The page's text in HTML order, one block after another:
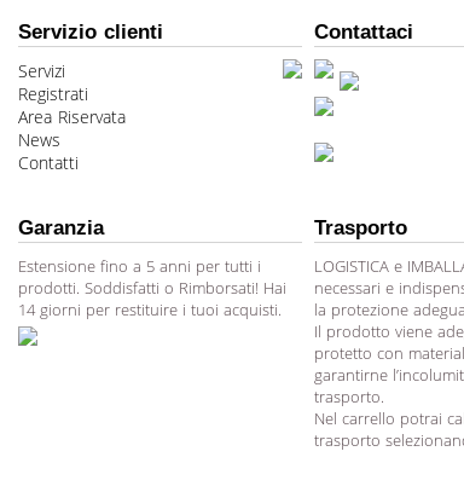
Servizio clienti
Servizi
Registrati
Area Riservata
News
Contatti
Contattaci
Garanzia
Estensione fino a 5 anni per tutti i
prodotti. Soddisfatti o Rimborsati! Hai
14 giorni per restituire i tuoi acquisti.
Trasporto
LOGISTICA e
necessari e
la protezione
Il prodotto viene
protetto con
garantirne
trasporto.
Nel carrello potrai
trasporto